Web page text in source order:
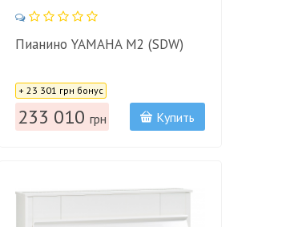
Пианино YAMAHA M2 (SDW)
Цена:
+ 23 301 грн бонус
233 010 грн Купить